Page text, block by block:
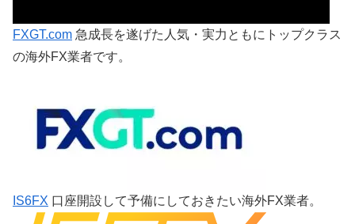
FXGT.com 急成長を遂げた人気・実力ともにトップクラス
の海外FX業者です。
IS6FX 口座開設して予備にしておきたい海外FX業者。